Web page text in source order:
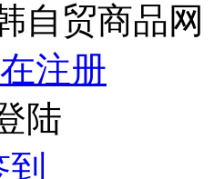
自贸商品网
注册
陆